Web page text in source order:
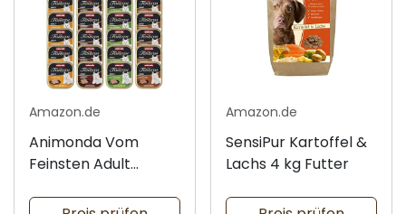
Amazon.de
Animonda Vom
Feinsten Adult
Amazon.de
SensiPur Kartoffel &
Lachs 4 kg Futter